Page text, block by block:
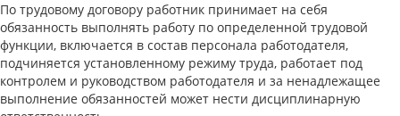
По трудовому договору работник принимает на себя
обязанность выполнять работу по определенной трудовой
функции, включается в состав персонала работодателя,
подчиняется установленному режиму труда, работает под
контролем и руководством работодателя и за ненадлежащее
выполнение обязанностей может нести дисциплинарную